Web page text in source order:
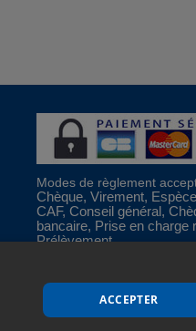
Modes de règlement
Chèque, Virement,
CAF, Conseil général,
bancaire, Prise en charge
Prélèvement
Espace Professionnels
ACCEPTER